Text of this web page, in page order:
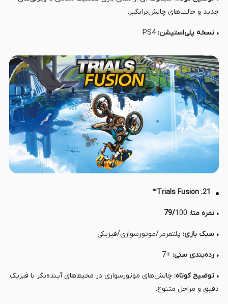
جدید و حالت‌های چالش‌برانگیز.
• نسخه پلی‌استیشن: PS4
21. Trials Fusion™
• نمره متا: 79/100
• سبک بازی: پلتفرمر/موتورسواری/فیزیکی
• رده‌بندی سنی: +7
• توضیح کوتاه: چالش‌های موتورسواری در محیط‌های آینده‌نگر با فیزیک
دقیق و مراحل متنوع.